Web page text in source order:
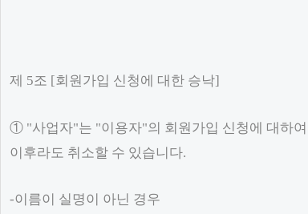
제 5조 [회원가입 신청에 대한 승낙]
① "사업자"는 "이용자"의 회원가입 신청에 대하
이후라도 취소할 수 있습니다.
-이름이 실명이 아닌 경우